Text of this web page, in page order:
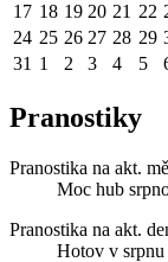
17 18 19 20 21 22
24 25 26 27 28 29
31 1 2 3 4 5
Pranostiky
Pranostika na akt.
Moc hub
Pranostika na akt.
Hotov v srpnu